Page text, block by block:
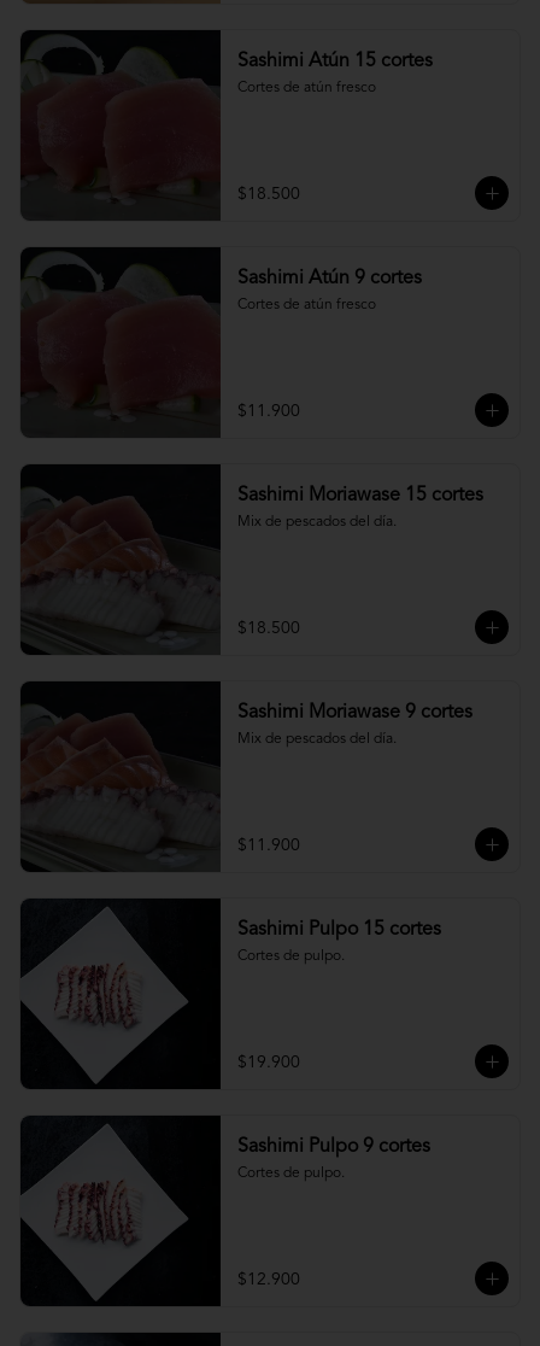
Sashimi Atún 15 cortes
Cortes de atún fresco
$18.500
Sashimi Atún 9 cortes
Cortes de atún fresco
$11.900
Sashimi Moriawase 15 cortes
Mix de pescados del día.
$18.500
Sashimi Moriawase 9 cortes
Mix de pescados del día.
$11.900
Sashimi Pulpo 15 cortes
Cortes de pulpo.
$19.900
Sashimi Pulpo 9 cortes
Cortes de pulpo.
$12.900